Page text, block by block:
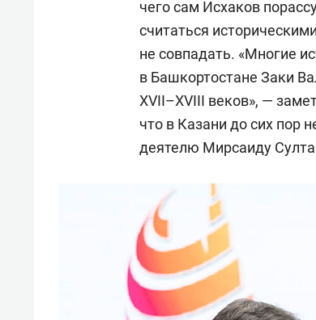
чего сам Исхаков
считаться
не совпадать. «Многие
в Башкортостане Заки
XVII–XVIII веков», —
что в Казани до сих пор
деятелю Мирсаиду